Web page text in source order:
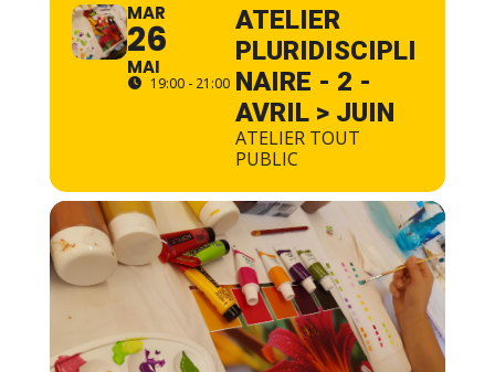
MAR
26
MAI
19:00 - 21:00
ATELIER
PLURIDISCIPLI
NAIRE - 2 -
AVRIL > JUIN
ATELIER TOUT
PUBLIC